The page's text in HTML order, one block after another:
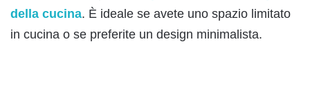
della cucina. È ideale se avete uno spazio limitato
in cucina o se preferite un design minimalista.